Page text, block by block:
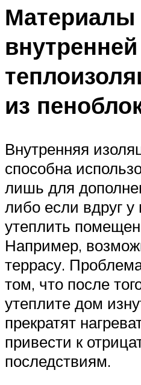
Материалы
внутренней
из
Внутренняя
способна
лишь для
либо если вдруг
утеплить
Например,
террасу.
том, что после
утеплите дом
прекратят
привести к
последствиям.